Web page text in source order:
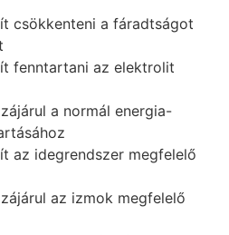
csökkenteni a fáradtságot
fenntartani az elektrolit
a normál energia-
az idegrendszer megfelelő
az izmok megfelelő